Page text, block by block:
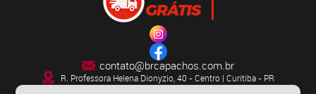
contato@brcapachos.com.br
R. Professora Helena Dionyzio, 40 - Centro | Curitiba - PR